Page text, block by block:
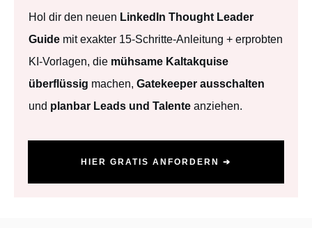
Hol dir den neuen LinkedIn Thought Leader
Guide mit exakter 15-Schritte-Anleitung + erprobten
KI-Vorlagen, die mühsame Kaltakquise
überflüssig machen, Gatekeeper ausschalten
und planbar Leads und Talente anziehen.
HIER GRATIS ANFORDERN ➔